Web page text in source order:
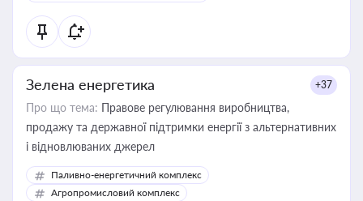
Зелена енергетика +37
Про що тема: Правове регулювання виробництва,
продажу та державної підтримки енергії з альтернативних
і відновлюваних джерел
Паливно-енергетичний комплекс
Агропромисловий комплекс